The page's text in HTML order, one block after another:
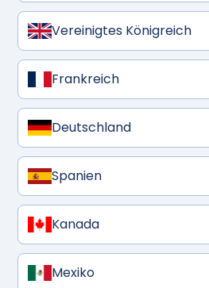
Vereinigtes Königreich
Frankreich
Deutschland
Spanien
Kanada
Mexiko